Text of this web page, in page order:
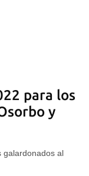
para los
y
galardonados al